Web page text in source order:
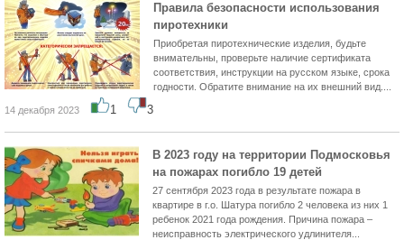
Правила безопасности использования
пиротехники
Приобретая пиротехнические изделия, будьте
внимательны, проверьте наличие сертификата
соответствия, инструкции на русском языке, срока
годности. Обратите внимание на их внешний вид....
14 декабря 2023 1 3
В 2023 году на территории Подмосковья
на пожарах погибло 19 детей
27 сентября 2023 года в результате пожара в
квартире в г.о. Шатура погибло 2 человека из них 1
ребенок 2021 года рождения. Причина пожара –
неисправность электрического удлинителя...